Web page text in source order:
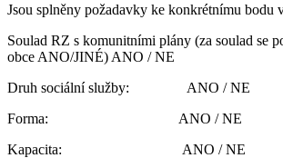
Jsou splněny požadavky ke konkrétnímu bodu
Soulad RZ s komunitními plány (za soulad se
obce ANO/JINÉ) ANO / NE
Druh sociální služby: ANO / NE
Forma: ANO / NE
Kapacita: ANO / NE